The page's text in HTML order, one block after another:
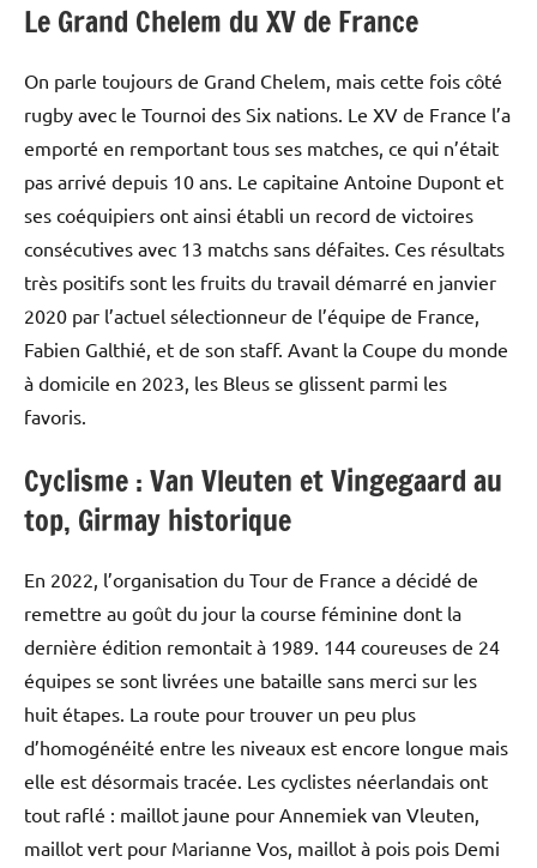
Le Grand Chelem du XV de France
On parle toujours de Grand Chelem, mais cette fois côté
rugby avec le Tournoi des Six nations. Le XV de France l’a
emporté en remportant tous ses matches, ce qui n’était
pas arrivé depuis 10 ans. Le capitaine Antoine Dupont et
ses coéquipiers ont ainsi établi un record de victoires
consécutives avec 13 matchs sans défaites. Ces résultats
très positifs sont les fruits du travail démarré en janvier
2020 par l’actuel sélectionneur de l’équipe de France,
Fabien Galthié, et de son staff. Avant la Coupe du monde
à domicile en 2023, les Bleus se glissent parmi les
favoris.
Cyclisme : Van Vleuten et Vingegaard au
top, Girmay historique
En 2022, l’organisation du Tour de France a décidé de
remettre au goût du jour la course féminine dont la
dernière édition remontait à 1989. 144 coureuses de 24
équipes se sont livrées une bataille sans merci sur les
huit étapes. La route pour trouver un peu plus
d’homogénéité entre les niveaux est encore longue mais
elle est désormais tracée. Les cyclistes néerlandais ont
tout raflé : maillot jaune pour Annemiek van Vleuten,
maillot vert pour Marianne Vos, maillot à pois pois Demi